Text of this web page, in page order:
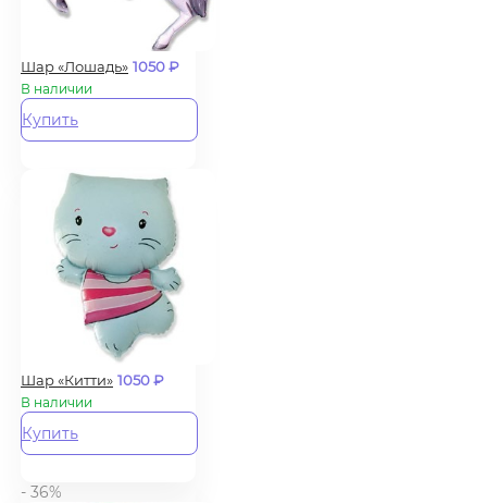
Шар «Лошадь» 1050₽
В наличии
Купить
Шар «Китти» 1050₽
В наличии
Купить
- 36%